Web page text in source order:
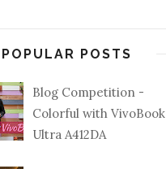
POPULAR POSTS
Blog Competition -
Colorful with VivoBook
Ultra A412DA